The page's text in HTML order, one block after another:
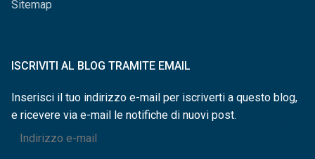
Sitemap
ISCRIVITI AL BLOG TRAMITE EMAIL
Inserisci il tuo indirizzo e-mail per iscriverti a questo blog,
e ricevere via e-mail le notifiche di nuovi post.
Indirizzo